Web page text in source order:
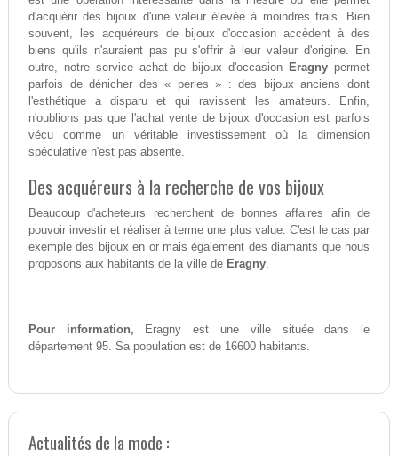
d'acquérir des bijoux d'une valeur élevée à moindres frais. Bien
souvent, les acquéreurs de bijoux d'occasion accèdent à des
biens qu'ils n'auraient pas pu s'offrir à leur valeur d'origine. En
outre, notre service achat de bijoux d'occasion Eragny permet
parfois de dénicher des « perles » : des bijoux anciens dont
l'esthétique a disparu et qui ravissent les amateurs. Enfin,
n'oublions pas que l'achat vente de bijoux d'occasion est parfois
vécu comme un véritable investissement où la dimension
spéculative n'est pas absente.
Des acquéreurs à la recherche de vos bijoux
Beaucoup d'acheteurs recherchent de bonnes affaires afin de
pouvoir investir et réaliser à terme une plus value. C'est le cas par
exemple des bijoux en or mais également des diamants que nous
proposons aux habitants de la ville de Eragny.
Pour information, Eragny est une ville située dans le
département 95. Sa population est de 16600 habitants.
Actualités de la mode :